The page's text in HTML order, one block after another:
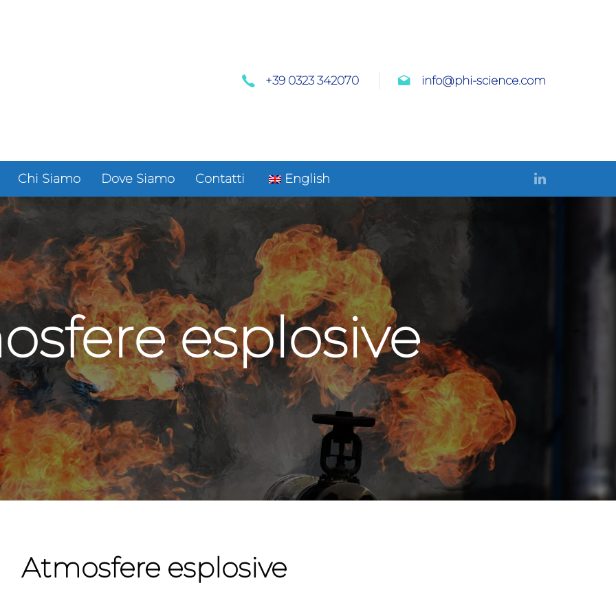
+39 0323 342070 info@phi-science.com
Chi Siamo Dove Siamo Contatti English
esplosive
Atmosfere esplosive